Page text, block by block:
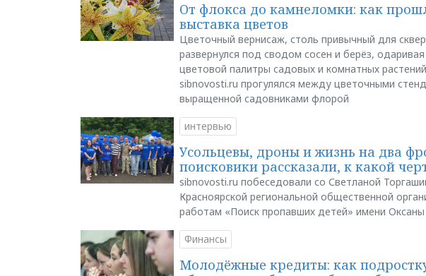
От флокса до камнеломки: как
выставка цветов
Цветочный вернисаж, столь привычный для
развернулся под сводом сосен и берёз,
цветовой палитры садовых и комнатных
sibnovosti.ru прогулялся между цветочными
выращенной садовниками флорой
интервью
Усольцевы, дроны и жизнь на два
поисковики рассказали, к какой
sibnovosti.ru побеседовали со Светланой
Красноярской региональной общественной
работам «Поиск пропавших детей» имени
Финансы
Молодёжные кредиты: как